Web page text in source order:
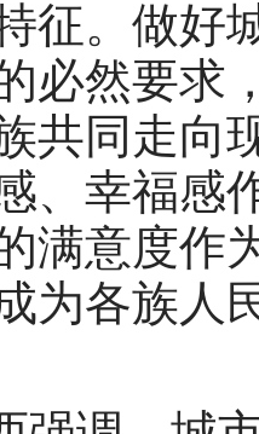
征。做好
必然要求
共同走向
、幸福感
满意度作
为各族人